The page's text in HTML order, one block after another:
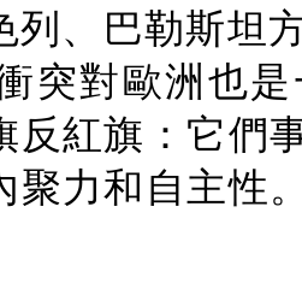
列、巴勒斯坦
突對歐洲也
反紅旗：它們
聚力和自主性